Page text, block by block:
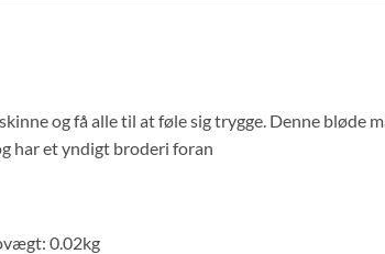
og få alle til at føle sig trygge. Denne
har et yndigt broderi foran
0.02kg